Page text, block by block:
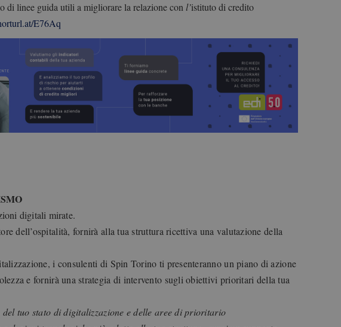
di linee guida utili a migliorare la relazione conl’istituto di credito
E76Aq
digitali mirate.
dell’ospitalità, fornirà alla tua struttura ricettiva una valutazione della
i consulenti di Spin Torino ti presenteranno un piano di azione
e fornirà una strategia di intervento sugli obiettivi prioritari della tua
del tuo stato di digitalizzazione e delle aree di prioritario